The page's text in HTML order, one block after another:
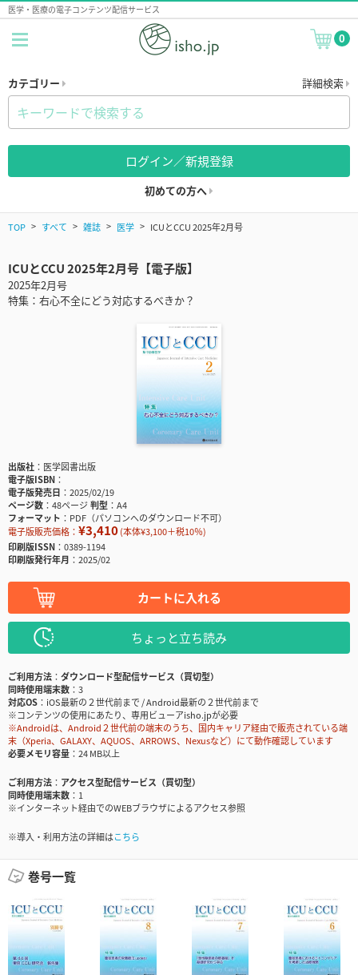
医学・医療の電子コンテンツ配信サービス
0
カテゴリー 詳細検索
ログイン／新規登録
初めての方へ
TOP すべて 雑誌 医学 ICUとCCU 2025年2月号
ICUとCCU 2025年2月号【電子版】
2025年2月号
特集：右心不全にどう対応するべきか？
出版社
医学図書出版
電子版ISBN
電子版発売日
2025/02/19
ページ数
48ページ判型
A4
フォーマット
PDF（パソコンへのダウンロード不可）
電子版販売価格： ¥3,410(本体¥3,100＋税10％)
印刷版ISSN
0389-1194
印刷版発行年月
2025/02
カートに入れる
ちょっと立ち読み
ご利用方法
ダウンロード型配信サービス（買切型）
同時使用端末数
3
対応OS
iOS最新の２世代前まで / Android最新の２世代前まで
※コンテンツの使用にあたり、専用ビューアisho.jpが必要
※Androidは、Android２世代前の端末のうち、国内キャリア経由で販売されている端
末（Xperia、GALAXY、AQUOS、ARROWS、Nexusなど）にて動作確認しています
必要メモリ容量
24 MB以上
ご利用方法
アクセス型配信サービス（買切型）
同時使用端末数
1
※インターネット経由でのWEBブラウザによるアクセス参照
※導入・利用方法の詳細はこちら
巻号一覧